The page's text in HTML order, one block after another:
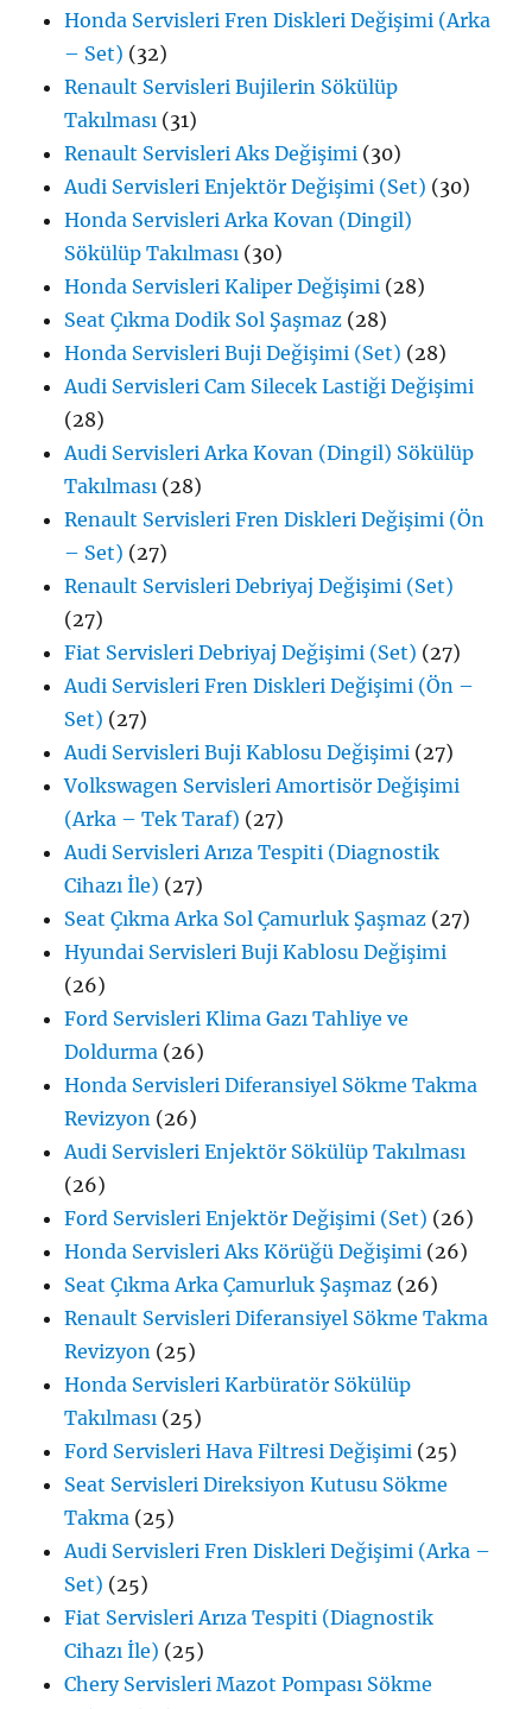
Honda Servisleri Fren Diskleri Değişimi (Arka
– Set) (32)
Renault Servisleri Bujilerin Sökülüp
Takılması (31)
Renault Servisleri Aks Değişimi (30)
Audi Servisleri Enjektör Değişimi (Set) (30)
Honda Servisleri Arka Kovan (Dingil)
Sökülüp Takılması (30)
Honda Servisleri Kaliper Değişimi (28)
Seat Çıkma Dodik Sol Şaşmaz (28)
Honda Servisleri Buji Değişimi (Set) (28)
Audi Servisleri Cam Silecek Lastiği Değişimi
(28)
Audi Servisleri Arka Kovan (Dingil) Sökülüp
Takılması (28)
Renault Servisleri Fren Diskleri Değişimi (Ön
– Set) (27)
Renault Servisleri Debriyaj Değişimi (Set)
(27)
Fiat Servisleri Debriyaj Değişimi (Set) (27)
Audi Servisleri Fren Diskleri Değişimi (Ön –
Set) (27)
Audi Servisleri Buji Kablosu Değişimi (27)
Volkswagen Servisleri Amortisör Değişimi
(Arka – Tek Taraf) (27)
Audi Servisleri Arıza Tespiti (Diagnostik
Cihazı İle) (27)
Seat Çıkma Arka Sol Çamurluk Şaşmaz (27)
Hyundai Servisleri Buji Kablosu Değişimi
(26)
Ford Servisleri Klima Gazı Tahliye ve
Doldurma (26)
Honda Servisleri Diferansiyel Sökme Takma
Revizyon (26)
Audi Servisleri Enjektör Sökülüp Takılması
(26)
Ford Servisleri Enjektör Değişimi (Set) (26)
Honda Servisleri Aks Körüğü Değişimi (26)
Seat Çıkma Arka Çamurluk Şaşmaz (26)
Renault Servisleri Diferansiyel Sökme Takma
Revizyon (25)
Honda Servisleri Karbüratör Sökülüp
Takılması (25)
Ford Servisleri Hava Filtresi Değişimi (25)
Seat Servisleri Direksiyon Kutusu Sökme
Takma (25)
Audi Servisleri Fren Diskleri Değişimi (Arka –
Set) (25)
Fiat Servisleri Arıza Tespiti (Diagnostik
Cihazı İle) (25)
Chery Servisleri Mazot Pompası Sökme